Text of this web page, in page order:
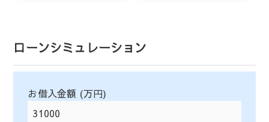
ローンシミュレーション
お借入金額 (万円)